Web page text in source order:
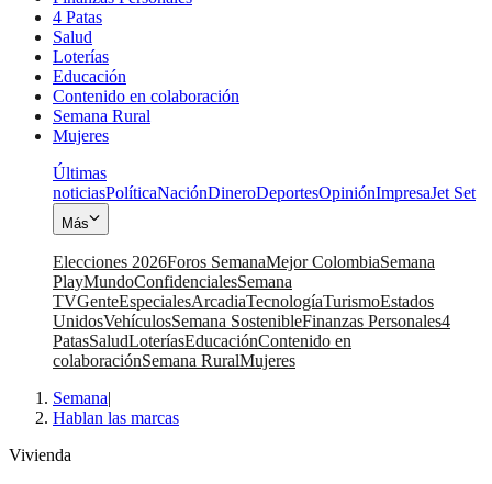
4 Patas
Salud
Loterías
Educación
Contenido en colaboración
Semana Rural
Mujeres
Últimas
noticiasPolíticaNaciónDineroDeportesOpiniónImpresaJet Set
Más
Elecciones 2026Foros SemanaMejor ColombiaSemana
PlayMundoConfidencialesSemana
TVGenteEspecialesArcadiaTecnologíaTurismoEstados
UnidosVehículosSemana SostenibleFinanzas Personales4
PatasSaludLoteríasEducaciónContenido en
colaboraciónSemana RuralMujeres
Semana|
Hablan las marcas
Vivienda